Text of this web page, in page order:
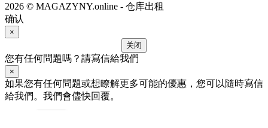
2026 © MAGAZYNY.online - 仓库出租
确认
×
关闭
您有任何問題嗎？請寫信給我們
×
如果您有任何問題或想瞭解更多可能的優惠，您可以隨時寫信
給我們。我們會儘快回覆。